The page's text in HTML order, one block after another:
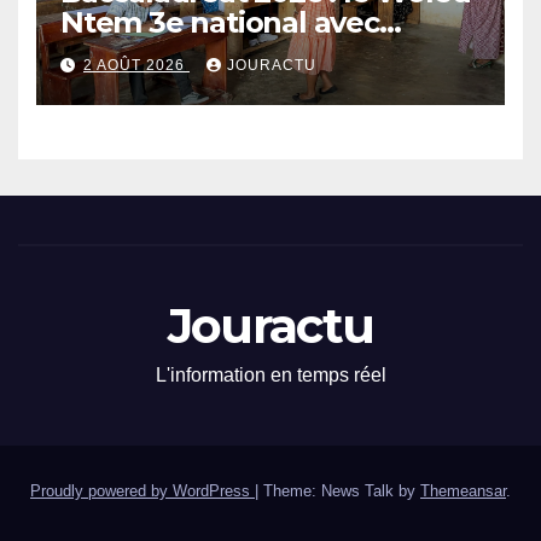
Ntem 3e national avec
89,64% de taux de réussite
2 AOÛT 2026 JOURACTU
Jouractu
L'information en temps réel
Proudly powered by WordPress | Theme: News Talk by Themeansar.